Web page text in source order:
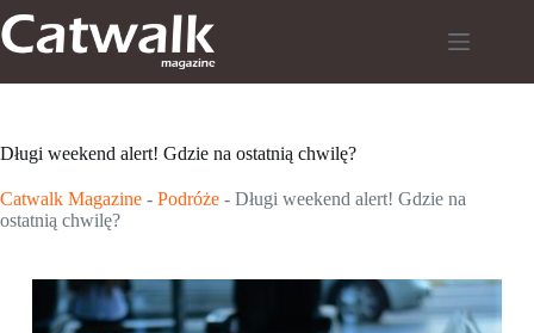
do
treści
Długi weekend alert! Gdzie na ostatnią chwilę?
Catwalk Magazine - Podróże - Długi weekend alert! Gdzie na
ostatnią chwilę?